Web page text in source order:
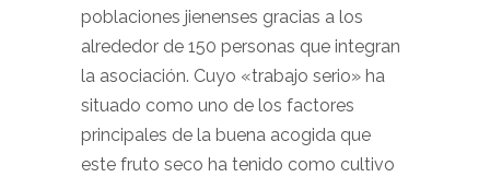
poblaciones jienenses gracias a los
alrededor de 150 personas que integran
la asociación. Cuyo «trabajo serio» ha
situado como uno de los factores
principales de la buena acogida que
este fruto seco ha tenido como cultivo